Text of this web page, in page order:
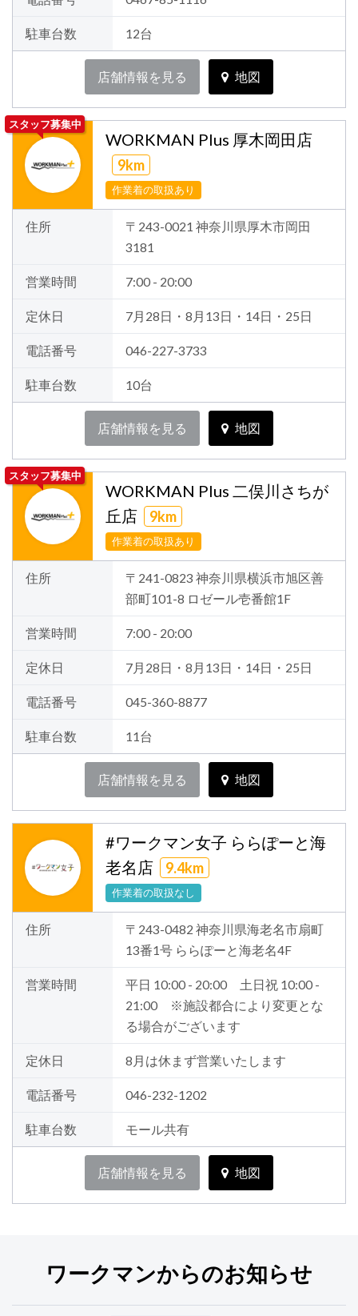
駐車台数 12台
店舗情報を見る 地図
スタッフ募集中
WORKMAN Plus 厚木岡田店
9km
作業着の取扱あり
住所
〒243-0021 神奈川県厚木市岡田
3181
営業時間 7:00 - 20:00
定休日 7月28日・8月13日・14日・25日
電話番号 046-227-3733
駐車台数 10台
店舗情報を見る 地図
スタッフ募集中
WORKMAN Plus 二俣川さちが
丘店
9km
作業着の取扱あり
住所
〒241-0823 神奈川県横浜市旭区善
部町101-8 ロゼール壱番館1F
営業時間 7:00 - 20:00
定休日 7月28日・8月13日・14日・25日
電話番号 045-360-8877
駐車台数 11台
店舗情報を見る 地図
#ワークマン女子 ららぽーと海
老名店
9.4km
作業着の取扱なし
住所
〒243-0482 神奈川県海老名市扇町
13番1号 ららぽーと海老名4F
営業時間
平日 10:00 - 20:00 土日祝 10:00 -
21:00 ※施設都合により変更とな
る場合がございます
定休日 8月は休まず営業いたします
電話番号 046-232-1202
駐車台数 モール共有
店舗情報を見る 地図
ワークマンからのお知らせ